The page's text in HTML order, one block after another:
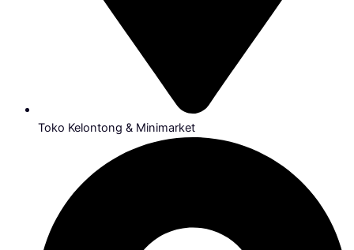
Toko Kelontong & Minimarket